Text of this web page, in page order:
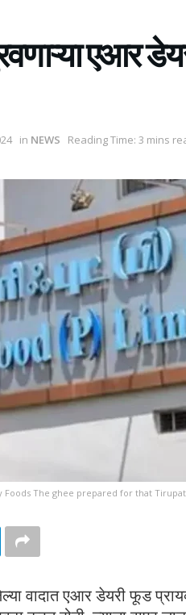
एआर
in NEWS Reading Time: 3 mins
Foods The ghee prepared for that
वादात एआर डेयरी फूड